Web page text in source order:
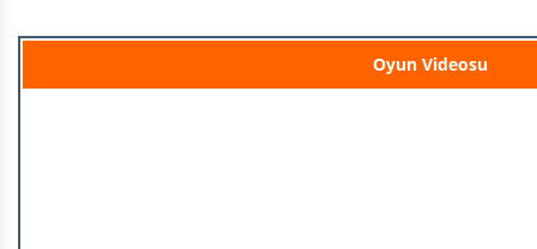
Oyun Videosu